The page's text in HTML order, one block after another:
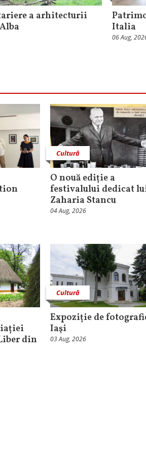
a arhitecturii
Italia
06 Aug,
Cultură
O nouă ediție a
festivalului dedicat
Zaharia Stancu
04 Aug, 2026
din
Cultură
Expoziție de
Iaşi
03 Aug, 2026